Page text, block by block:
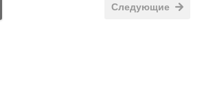
Следующие